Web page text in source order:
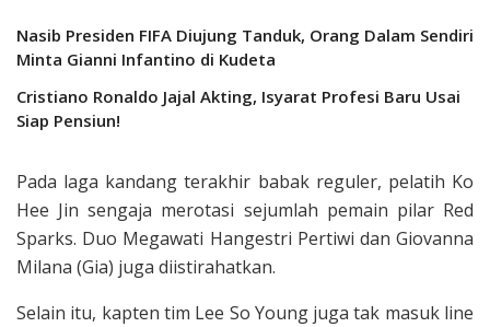
Nasib Presiden FIFA Diujung Tanduk, Orang Dalam Sendiri
Minta Gianni Infantino di Kudeta
Cristiano Ronaldo Jajal Akting, Isyarat Profesi Baru Usai
Siap Pensiun!
Pada laga kandang terakhir babak reguler, pelatih Ko
Hee Jin sengaja merotasi sejumlah pemain pilar Red
Sparks. Duo Megawati Hangestri Pertiwi dan Giovanna
Milana (Gia) juga diistirahatkan.
Selain itu, kapten tim Lee So Young juga tak masuk line